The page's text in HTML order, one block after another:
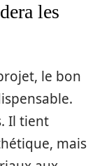
les
le bon
Il tient
mais